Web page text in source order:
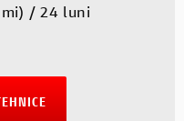
/ 24 luni